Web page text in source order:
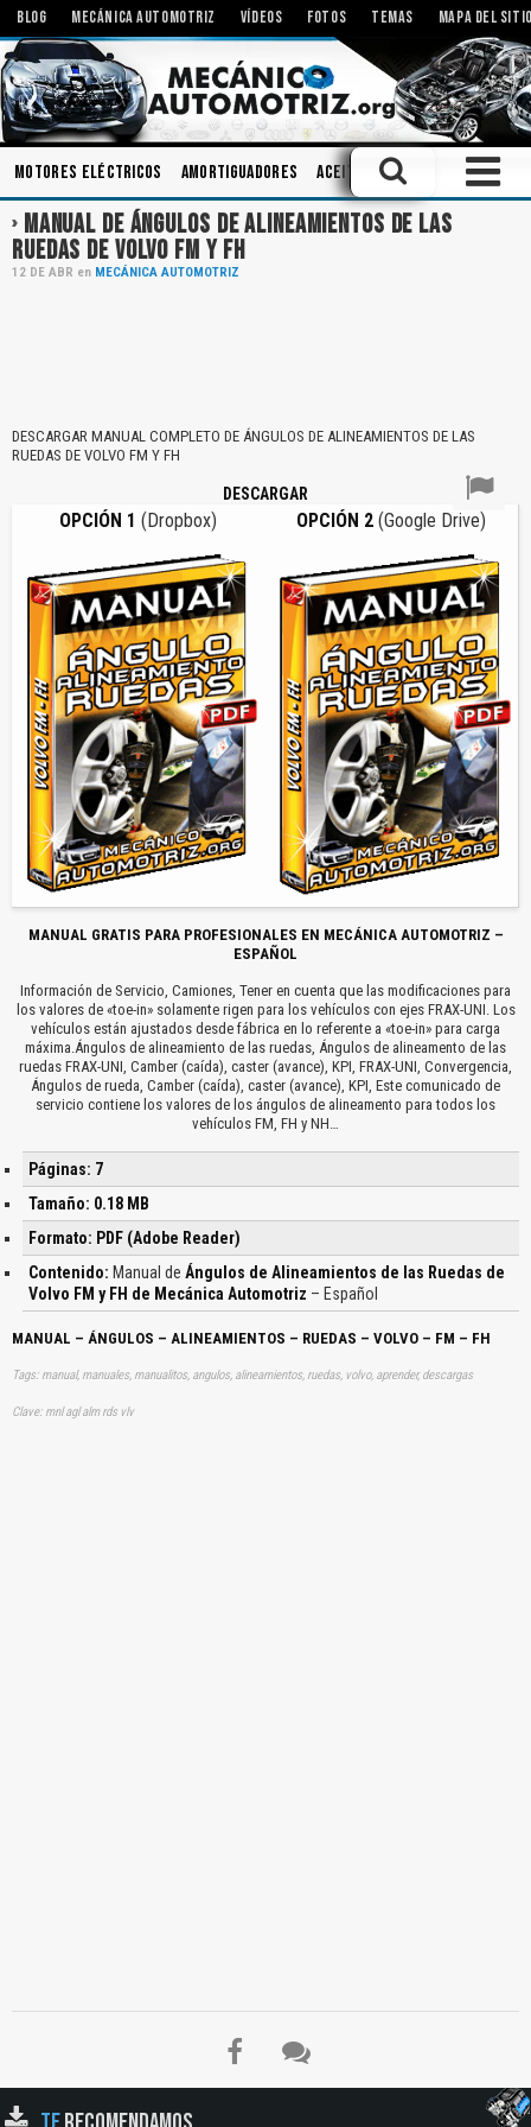
BLOG MECÁNICA AUTOMOTRIZ VÍDEOS FOTOS TEMAS MAPA DEL
Motores Eléctricos Amortiguadores Aceites Modificaciones
MANUAL DE ÁNGULOS DE ALINEAMIENTOS DE LAS
RUEDAS DE VOLVO FM Y FH
12 DE ABR en MECÁNICA AUTOMOTRIZ
DESCARGAR MANUAL COMPLETO DE ÁNGULOS DE ALINEAMIENTOS DE LAS
RUEDAS DE VOLVO FM Y FH
DESCARGAR
OPCIÓN 1 (Dropbox) OPCIÓN 2 (Google Drive)
MANUAL GRATIS PARA PROFESIONALES EN MECÁNICA AUTOMOTRIZ –
ESPAÑOL
Información de Servicio, Camiones, Tener en cuenta que las modificaciones para
los valores de «toe-in» solamente rigen para los vehículos con ejes FRAX-UNI. Los
vehículos están ajustados desde fábrica en lo referente a «toe-in» para carga
máxima.Ángulos de alineamiento de las ruedas, Ángulos de alineamento de las
ruedas FRAX-UNI, Camber (caída), caster (avance), KPI, FRAX-UNI, Convergencia,
Ángulos de rueda, Camber (caída), caster (avance), KPI, Este comunicado de
servicio contiene los valores de los ángulos de alineamento para todos los
vehículos FM, FH y NH…
Páginas: 7
Tamaño: 0.18 MB
Formato: PDF (Adobe Reader)
Contenido: Manual de Ángulos de Alineamientos de las Ruedas de
Volvo FM y FH de Mecánica Automotriz – Español
MANUAL – ÁNGULOS – ALINEAMIENTOS – RUEDAS – VOLVO – FM – FH
Tags: manual, manuales, manualitos, angulos, alineamientos, ruedas, volvo, aprender, descargas
Clave: mnl agl alm rds vlv